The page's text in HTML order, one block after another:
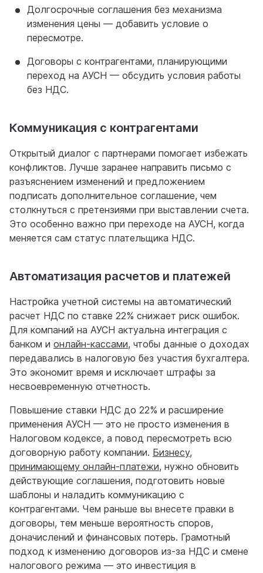
Долгосрочные соглашения без механизма
изменения цены — добавить условие о
пересмотре.
Договоры с контрагентами, планирующими
переход на АУСН — обсудить условия работы
без НДС.
Коммуникация с контрагентами
Открытый диалог с партнерами помогает избежать
конфликтов. Лучше заранее направить письмо с
разъяснением изменений и предложением
подписать дополнительное соглашение, чем
столкнуться с претензиями при выставлении счета.
Это особенно важно при переходе на АУСН, когда
меняется сам статус плательщика НДС.
Автоматизация расчетов и платежей
Настройка учетной системы на автоматический
расчет НДС по ставке 22% снижает риск ошибок.
Для компаний на АУСН актуальна интеграция с
банком и онлайн-кассами, чтобы данные о доходах
передавались в налоговую без участия бухгалтера.
Это экономит время и исключает штрафы за
несвоевременную отчетность.
Повышение ставки НДС до 22% и расширение
применения АУСН — это не просто изменения в
Налоговом кодексе, а повод пересмотреть всю
договорную работу компании. Бизнесу,
принимающему онлайн-платежи, нужно обновить
действующие соглашения, подготовить новые
шаблоны и наладить коммуникацию с
контрагентами. Чем раньше вы внесете правки в
договоры, тем меньше вероятность споров,
доначислений и финансовых потерь. Грамотный
подход к изменению договоров из-за НДС и смене
налогового режима — это инвестиция в